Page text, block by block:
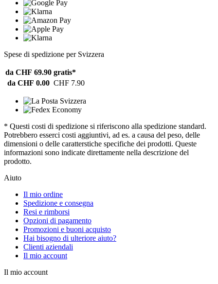
Spese di spedizione per Svizzera
da CHF 69.90 gratis*
da CHF 0.00 CHF 7.90
* Questi costi di spedizione si riferiscono alla spedizione standard.
Potrebbero esserci costi aggiuntivi, ad es. a causa del peso, delle
dimensioni o delle caratterstiche specifiche dei prodotti. Queste
informazioni sono indicate direttamente nella descrizione del
prodotto.
Aiuto
Il mio ordine
Spedizione e consegna
Resi e rimborsi
Opzioni di pagamento
Promozioni e buoni acquisto
Hai bisogno di ulteriore aiuto?
Clienti aziendali
Il mio account
Il mio account